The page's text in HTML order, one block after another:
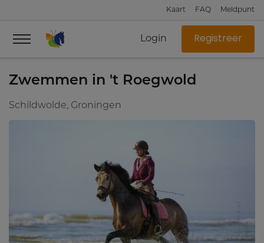
Kaart FAQ Meldpunt
Login Registreer
Zwemmen in 't Roegwold
Schildwolde, Groningen